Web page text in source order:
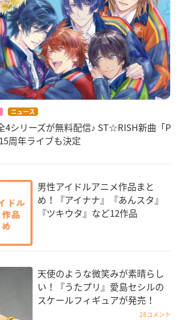
ニュース
4シリーズが無料配信♪ ST☆RISH新曲「P
周年ライブも決定
男性アイドルアニメ作品まと
め！『アイナナ』『あんスタ』
『ツキウタ』など12作品
天使のような微笑みが素晴らし
い！『うたプリ』愛島セシルの
スケールフィギュアが発売！
28コメント